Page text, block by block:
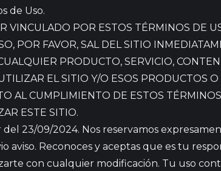
de Uso.
VINCULADO POR ESTOS TÉRMINOS DE
POR FAVOR, SAL DEL SITIO
PRODUCTO, SERVICIO,
EL SITIO Y/O ESOS PRODUCTOS
AL CUMPLIMIENTO DE ESTOS
ESTE SITIO.
del 23/09/2024. Nos reservamos
aviso. Reconoces y aceptas que es tu
con cualquier modificación. Tu uso